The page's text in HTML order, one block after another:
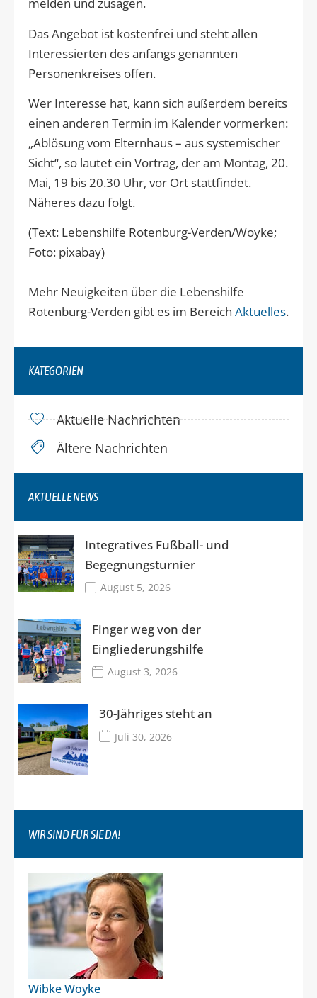
melden und zusagen.
Das Angebot ist kostenfrei und steht allen
Interessierten des anfangs genannten
Personenkreises offen.
Wer Interesse hat, kann sich außerdem bereits
einen anderen Termin im Kalender vormerken:
„Ablösung vom Elternhaus – aus systemischer
Sicht“, so lautet ein Vortrag, der am Montag, 20.
Mai, 19 bis 20.30 Uhr, vor Ort stattfindet.
Näheres dazu folgt.
(Text: Lebenshilfe Rotenburg-Verden/Woyke;
Foto: pixabay)
Mehr Neuigkeiten über die Lebenshilfe
Rotenburg-Verden gibt es im Bereich Aktuelles.
KATEGORIEN
Aktuelle Nachrichten
Ältere Nachrichten
AKTUELLE NEWS
Integratives Fußball- und
Begegnungsturnier
August 5, 2026
Finger weg von der
Eingliederungshilfe
August 3, 2026
30-Jähriges steht an
Juli 30, 2026
WIR SIND FÜR SIE DA!
Wibke Woyke